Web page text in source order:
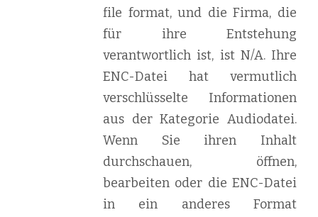
file format, und die Firma, die
für ihre Entstehung
verantwortlich ist, ist N/A. Ihre
ENC-Datei hat vermutlich
verschlüsselte Informationen
aus der Kategorie Audiodatei.
Wenn Sie ihren Inhalt
durchschauen, öffnen,
bearbeiten oder die ENC-Datei
in ein anderes Format